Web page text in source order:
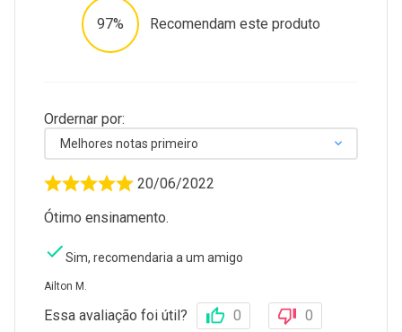
97% Recomendam este produto
Ordernar por:
Melhores notas primeiro
20/06/2022
Ótimo ensinamento.
Sim, recomendaria a um amigo
Ailton M.
Essa avaliação foi útil? 0 0